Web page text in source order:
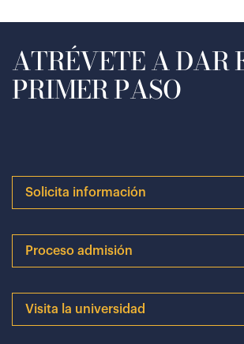
ATRÉVETE A DAR
PRIMER PASO
Solicita información
Proceso admisión
Visita la universidad